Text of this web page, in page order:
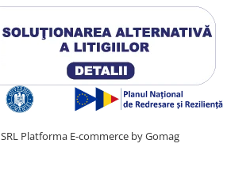
Platforma E-commerce by Gomag